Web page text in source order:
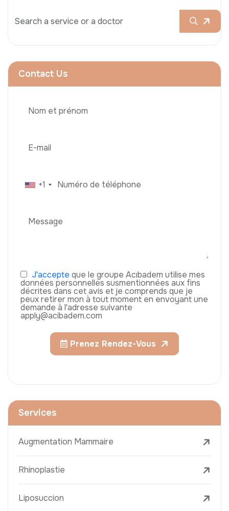
Contact Us
+1
J'accepte que le groupe Acıbadem utilise mes
données personnelles susmentionnées aux fins
décrites dans cet avis et je comprends que je
peux retirer mon à tout moment en envoyant une
demande à l'adresse suivante
apply@acibadem.com
Prenez Rendez-Vous
Services
Augmentation Mammaire
Rhinoplastie
Liposuccion